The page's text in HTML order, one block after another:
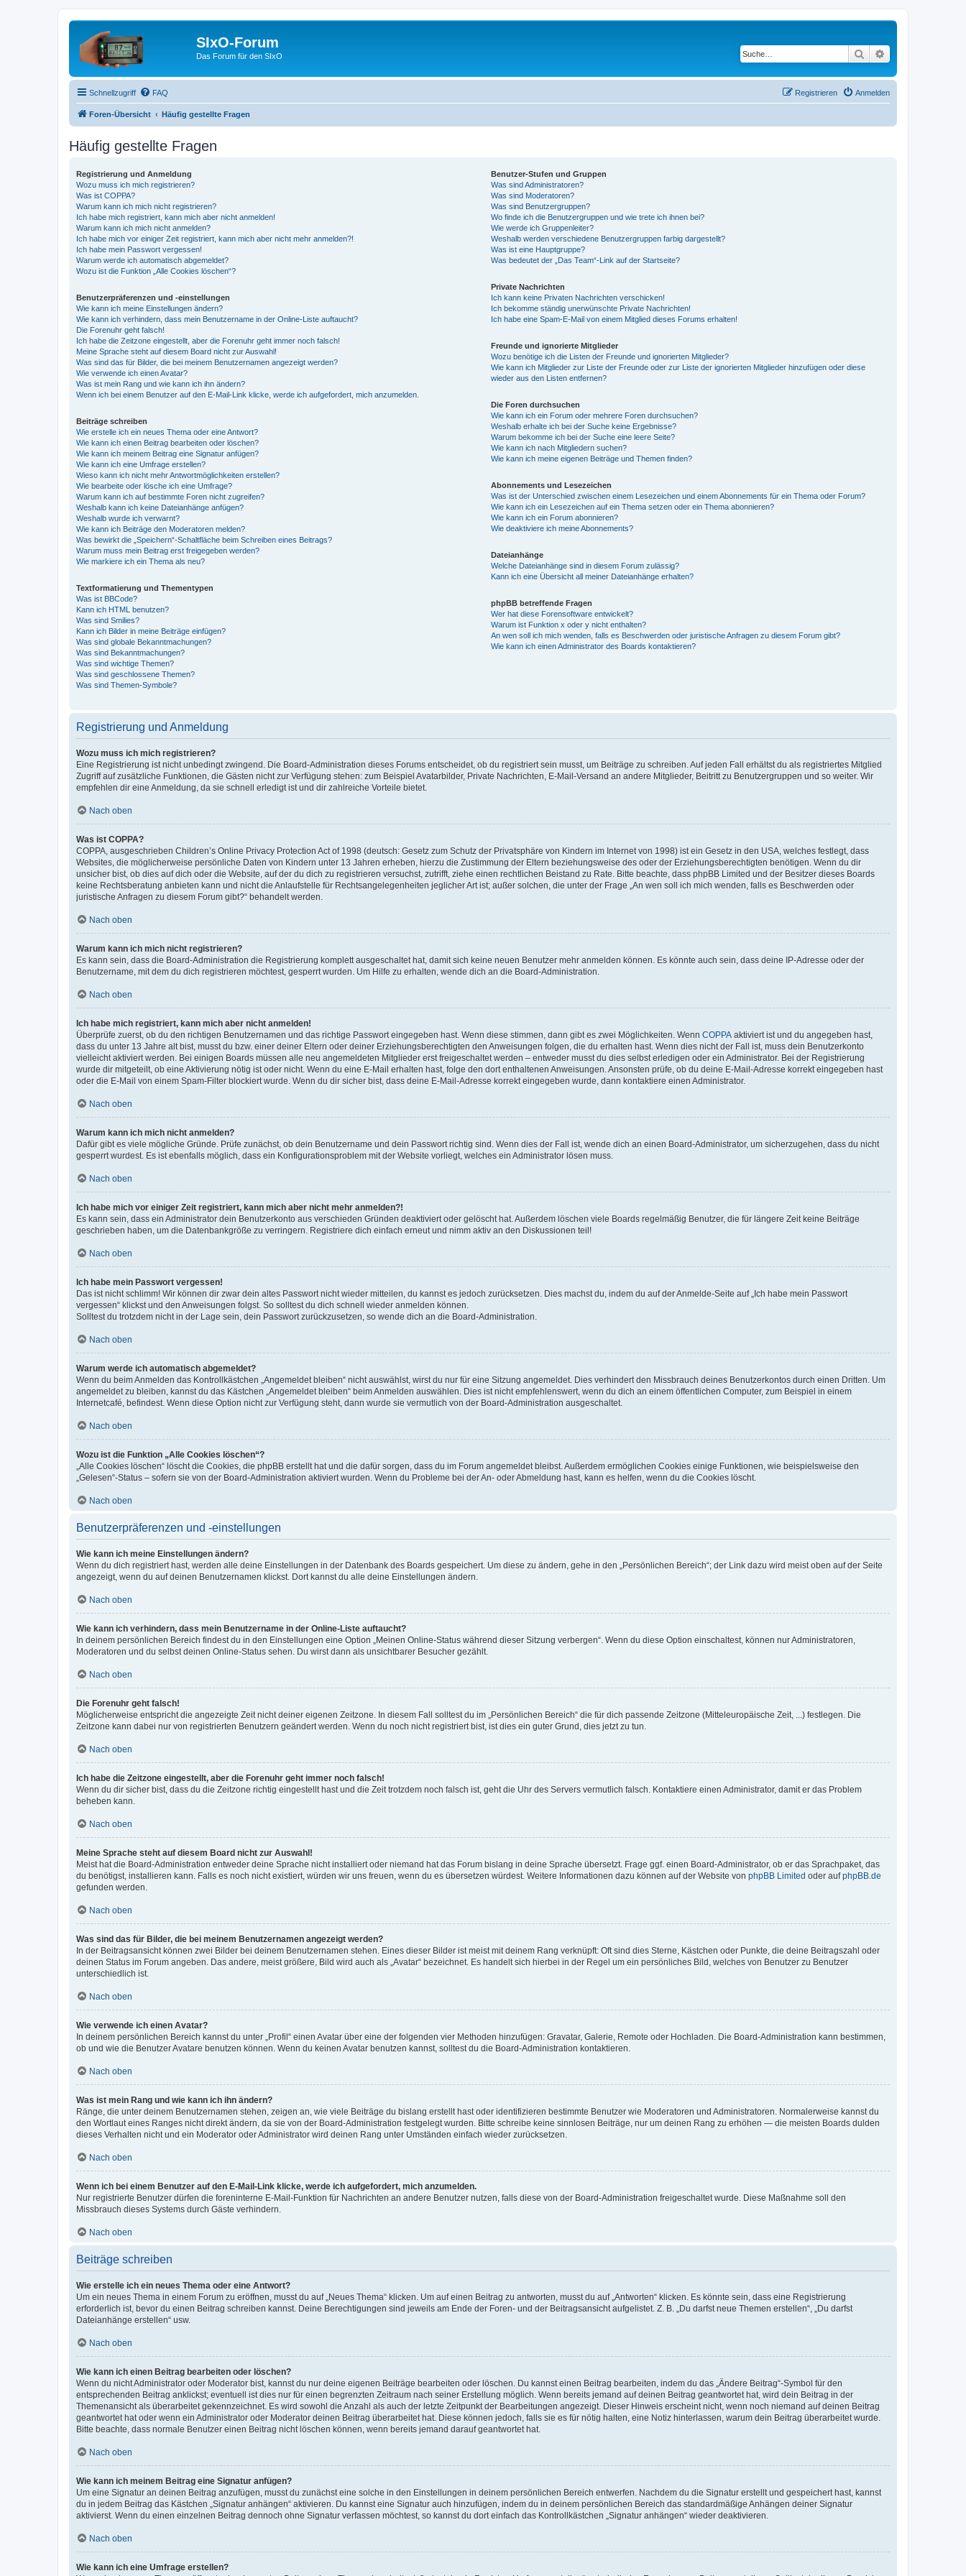
SIxO-Forum
Das Forum für den SIxO Suche
Schnellzugriff FAQ Anmelden
Registrieren
Foren-Übersicht Häufig gestellte Fragen
Häufig gestellte Fragen
Registrierung und Anmeldung
Wozu muss ich mich registrieren?
Was ist COPPA?
Warum kann ich mich nicht registrieren?
Ich habe mich registriert, kann mich aber nicht anmelden!
Warum kann ich mich nicht anmelden?
Ich habe mich vor einiger Zeit registriert, kann mich aber nicht mehr anmelden?!
Ich habe mein Passwort vergessen!
Warum werde ich automatisch abgemeldet?
Wozu ist die Funktion „Alle Cookies löschen“?
Benutzerpräferenzen und -einstellungen
Wie kann ich meine Einstellungen ändern?
Wie kann ich verhindern, dass mein Benutzername in der Online-Liste auftaucht?
Die Forenuhr geht falsch!
Ich habe die Zeitzone eingestellt, aber die Forenuhr geht immer noch falsch!
Meine Sprache steht auf diesem Board nicht zur Auswahl!
Was sind das für Bilder, die bei meinem Benutzernamen angezeigt werden?
Wie verwende ich einen Avatar?
Was ist mein Rang und wie kann ich ihn ändern?
Wenn ich bei einem Benutzer auf den E-Mail-Link klicke, werde ich aufgefordert, mich anzumelden.
Beiträge schreiben
Wie erstelle ich ein neues Thema oder eine Antwort?
Wie kann ich einen Beitrag bearbeiten oder löschen?
Wie kann ich meinem Beitrag eine Signatur anfügen?
Wie kann ich eine Umfrage erstellen?
Wieso kann ich nicht mehr Antwortmöglichkeiten erstellen?
Wie bearbeite oder lösche ich eine Umfrage?
Warum kann ich auf bestimmte Foren nicht zugreifen?
Weshalb kann ich keine Dateianhänge anfügen?
Weshalb wurde ich verwarnt?
Wie kann ich Beiträge den Moderatoren melden?
Was bewirkt die „Speichern“-Schaltfläche beim Schreiben eines Beitrags?
Warum muss mein Beitrag erst freigegeben werden?
Wie markiere ich ein Thema als neu?
Textformatierung und Thementypen
Was ist BBCode?
Kann ich HTML benutzen?
Was sind Smilies?
Kann ich Bilder in meine Beiträge einfügen?
Was sind globale Bekanntmachungen?
Was sind Bekanntmachungen?
Was sind wichtige Themen?
Was sind geschlossene Themen?
Was sind Themen-Symbole?
Benutzer-Stufen und Gruppen
Was sind Administratoren?
Was sind Moderatoren?
Was sind Benutzergruppen?
Wo finde ich die Benutzergruppen und wie trete ich ihnen bei?
Wie werde ich Gruppenleiter?
Weshalb werden verschiedene Benutzergruppen farbig dargestellt?
Was ist eine Hauptgruppe?
Was bedeutet der „Das Team“-Link auf der Startseite?
Private Nachrichten
Ich kann keine Privaten Nachrichten verschicken!
Ich bekomme ständig unerwünschte Private Nachrichten!
Ich habe eine Spam-E-Mail von einem Mitglied dieses Forums erhalten!
Freunde und ignorierte Mitglieder
Wozu benötige ich die Listen der Freunde und ignorierten Mitglieder?
Wie kann ich Mitglieder zur Liste der Freunde oder zur Liste der ignorierten Mitglieder hinzufügen oder diese
wieder aus den Listen entfernen?
Die Foren durchsuchen
Wie kann ich ein Forum oder mehrere Foren durchsuchen?
Weshalb erhalte ich bei der Suche keine Ergebnisse?
Warum bekomme ich bei der Suche eine leere Seite?
Wie kann ich nach Mitgliedern suchen?
Wie kann ich meine eigenen Beiträge und Themen finden?
Abonnements und Lesezeichen
Was ist der Unterschied zwischen einem Lesezeichen und einem Abonnements für ein Thema oder Forum?
Wie kann ich ein Lesezeichen auf ein Thema setzen oder ein Thema abonnieren?
Wie kann ich ein Forum abonnieren?
Wie deaktiviere ich meine Abonnements?
Dateianhänge
Welche Dateianhänge sind in diesem Forum zulässig?
Kann ich eine Übersicht all meiner Dateianhänge erhalten?
phpBB betreffende Fragen
Wer hat diese Forensoftware entwickelt?
Warum ist Funktion x oder y nicht enthalten?
An wen soll ich mich wenden, falls es Beschwerden oder juristische Anfragen zu diesem Forum gibt?
Wie kann ich einen Administrator des Boards kontaktieren?
Registrierung und Anmeldung
Wozu muss ich mich registrieren?
Eine Registrierung ist nicht unbedingt zwingend. Die Board-Administration dieses Forums entscheidet, ob du registriert sein musst, um Beiträge zu schreiben. Auf jeden Fall erhältst du als registriertes Mitglied
Zugriff auf zusätzliche Funktionen, die Gästen nicht zur Verfügung stehen: zum Beispiel Avatarbilder, Private Nachrichten, E-Mail-Versand an andere Mitglieder, Beitritt zu Benutzergruppen und so weiter. Wir
empfehlen dir eine Anmeldung, da sie schnell erledigt ist und dir zahlreiche Vorteile bietet.
Nach oben
Was ist COPPA?
COPPA, ausgeschrieben Children’s Online Privacy Protection Act of 1998 (deutsch: Gesetz zum Schutz der Privatsphäre von Kindern im Internet von 1998) ist ein Gesetz in den USA, welches festlegt, dass
Websites, die möglicherweise persönliche Daten von Kindern unter 13 Jahren erheben, hierzu die Zustimmung der Eltern beziehungsweise des oder der Erziehungsberechtigten benötigen. Wenn du dir
unsicher bist, ob dies auf dich oder die Website, auf der du dich zu registrieren versuchst, zutrifft, ziehe einen rechtlichen Beistand zu Rate. Bitte beachte, dass phpBB Limited und der Besitzer dieses Boards
keine Rechtsberatung anbieten kann und nicht die Anlaufstelle für Rechtsangelegenheiten jeglicher Art ist; außer solchen, die unter der Frage „An wen soll ich mich wenden, falls es Beschwerden oder
juristische Anfragen zu diesem Forum gibt?“ behandelt werden.
Nach oben
Warum kann ich mich nicht registrieren?
Es kann sein, dass die Board-Administration die Registrierung komplett ausgeschaltet hat, damit sich keine neuen Benutzer mehr anmelden können. Es könnte auch sein, dass deine IP-Adresse oder der
Benutzername, mit dem du dich registrieren möchtest, gesperrt wurden. Um Hilfe zu erhalten, wende dich an die Board-Administration.
Nach oben
Ich habe mich registriert, kann mich aber nicht anmelden!
Überprüfe zuerst, ob du den richtigen Benutzernamen und das richtige Passwort eingegeben hast. Wenn diese stimmen, dann gibt es zwei Möglichkeiten. Wenn COPPA aktiviert ist und du angegeben hast,
dass du unter 13 Jahre alt bist, musst du bzw. einer deiner Eltern oder deiner Erziehungsberechtigten den Anweisungen folgen, die du erhalten hast. Wenn dies nicht der Fall ist, muss dein Benutzerkonto
vielleicht aktiviert werden. Bei einigen Boards müssen alle neu angemeldeten Mitglieder erst freigeschaltet werden – entweder musst du dies selbst erledigen oder ein Administrator. Bei der Registrierung
wurde dir mitgeteilt, ob eine Aktivierung nötig ist oder nicht. Wenn du eine E-Mail erhalten hast, folge den dort enthaltenen Anweisungen. Ansonsten prüfe, ob du deine E-Mail-Adresse korrekt eingegeben hast
oder die E-Mail von einem Spam-Filter blockiert wurde. Wenn du dir sicher bist, dass deine E-Mail-Adresse korrekt eingegeben wurde, dann kontaktiere einen Administrator.
Nach oben
Warum kann ich mich nicht anmelden?
Dafür gibt es viele mögliche Gründe. Prüfe zunächst, ob dein Benutzername und dein Passwort richtig sind. Wenn dies der Fall ist, wende dich an einen Board-Administrator, um sicherzugehen, dass du nicht
gesperrt wurdest. Es ist ebenfalls möglich, dass ein Konfigurationsproblem mit der Website vorliegt, welches ein Administrator lösen muss.
Nach oben
Ich habe mich vor einiger Zeit registriert, kann mich aber nicht mehr anmelden?!
Es kann sein, dass ein Administrator dein Benutzerkonto aus verschieden Gründen deaktiviert oder gelöscht hat. Außerdem löschen viele Boards regelmäßig Benutzer, die für längere Zeit keine Beiträge
geschrieben haben, um die Datenbankgröße zu verringern. Registriere dich einfach erneut und nimm aktiv an den Diskussionen teil!
Nach oben
Ich habe mein Passwort vergessen!
Das ist nicht schlimm! Wir können dir zwar dein altes Passwort nicht wieder mitteilen, du kannst es jedoch zurücksetzen. Dies machst du, indem du auf der Anmelde-Seite auf „Ich habe mein Passwort
vergessen“ klickst und den Anweisungen folgst. So solltest du dich schnell wieder anmelden können.
Solltest du trotzdem nicht in der Lage sein, dein Passwort zurückzusetzen, so wende dich an die Board-Administration.
Nach oben
Warum werde ich automatisch abgemeldet?
Wenn du beim Anmelden das Kontrollkästchen „Angemeldet bleiben“ nicht auswählst, wirst du nur für eine Sitzung angemeldet. Dies verhindert den Missbrauch deines Benutzerkontos durch einen Dritten. Um
angemeldet zu bleiben, kannst du das Kästchen „Angemeldet bleiben“ beim Anmelden auswählen. Dies ist nicht empfehlenswert, wenn du dich an einem öffentlichen Computer, zum Beispiel in einem
Internetcafé, befindest. Wenn diese Option nicht zur Verfügung steht, dann wurde sie vermutlich von der Board-Administration ausgeschaltet.
Nach oben
Wozu ist die Funktion „Alle Cookies löschen“?
„Alle Cookies löschen“ löscht die Cookies, die phpBB erstellt hat und die dafür sorgen, dass du im Forum angemeldet bleibst. Außerdem ermöglichen Cookies einige Funktionen, wie beispielsweise den
„Gelesen“-Status – sofern sie von der Board-Administration aktiviert wurden. Wenn du Probleme bei der An- oder Abmeldung hast, kann es helfen, wenn du die Cookies löscht.
Nach oben
Benutzerpräferenzen und -einstellungen
Wie kann ich meine Einstellungen ändern?
Wenn du dich registriert hast, werden alle deine Einstellungen in der Datenbank des Boards gespeichert. Um diese zu ändern, gehe in den „Persönlichen Bereich“; der Link dazu wird meist oben auf der Seite
angezeigt, wenn du auf deinen Benutzernamen klickst. Dort kannst du alle deine Einstellungen ändern.
Nach oben
Wie kann ich verhindern, dass mein Benutzername in der Online-Liste auftaucht?
In deinem persönlichen Bereich findest du in den Einstellungen eine Option „Meinen Online-Status während dieser Sitzung verbergen“. Wenn du diese Option einschaltest, können nur Administratoren,
Moderatoren und du selbst deinen Online-Status sehen. Du wirst dann als unsichtbarer Besucher gezählt.
Nach oben
Die Forenuhr geht falsch!
Möglicherweise entspricht die angezeigte Zeit nicht deiner eigenen Zeitzone. In diesem Fall solltest du im „Persönlichen Bereich“ die für dich passende Zeitzone (Mitteleuropäische Zeit, ...) festlegen. Die
Zeitzone kann dabei nur von registrierten Benutzern geändert werden. Wenn du noch nicht registriert bist, ist dies ein guter Grund, dies jetzt zu tun.
Nach oben
Ich habe die Zeitzone eingestellt, aber die Forenuhr geht immer noch falsch!
Wenn du dir sicher bist, dass du die Zeitzone richtig eingestellt hast und die Zeit trotzdem noch falsch ist, geht die Uhr des Servers vermutlich falsch. Kontaktiere einen Administrator, damit er das Problem
beheben kann.
Nach oben
Meine Sprache steht auf diesem Board nicht zur Auswahl!
Meist hat die Board-Administration entweder deine Sprache nicht installiert oder niemand hat das Forum bislang in deine Sprache übersetzt. Frage ggf. einen Board-Administrator, ob er das Sprachpaket, das
du benötigst, installieren kann. Falls es noch nicht existiert, würden wir uns freuen, wenn du es übersetzen würdest. Weitere Informationen dazu können auf der Website von phpBB Limited oder aufphpBB.de
gefunden werden.
Nach oben
Was sind das für Bilder, die bei meinem Benutzernamen angezeigt werden?
In der Beitragsansicht können zwei Bilder bei deinem Benutzernamen stehen. Eines dieser Bilder ist meist mit deinem Rang verknüpft: Oft sind dies Sterne, Kästchen oder Punkte, die deine Beitragszahl oder
deinen Status im Forum angeben. Das andere, meist größere, Bild wird auch als „Avatar“ bezeichnet. Es handelt sich hierbei in der Regel um ein persönliches Bild, welches von Benutzer zu Benutzer
unterschiedlich ist.
Nach oben
Wie verwende ich einen Avatar?
In deinem persönlichen Bereich kannst du unter „Profil“ einen Avatar über eine der folgenden vier Methoden hinzufügen: Gravatar, Galerie, Remote oder Hochladen. Die Board-Administration kann bestimmen,
ob und wie die Benutzer Avatare benutzen können. Wenn du keinen Avatar benutzen kannst, solltest du die Board-Administration kontaktieren.
Nach oben
Was ist mein Rang und wie kann ich ihn ändern?
Ränge, die unter deinem Benutzernamen stehen, zeigen an, wie viele Beiträge du bislang erstellt hast oder identifizieren bestimmte Benutzer wie Moderatoren und Administratoren. Normalerweise kannst du
den Wortlaut eines Ranges nicht direkt ändern, da sie von der Board-Administration festgelegt wurden. Bitte schreibe keine sinnlosen Beiträge, nur um deinen Rang zu erhöhen — die meisten Boards dulden
dieses Verhalten nicht und ein Moderator oder Administrator wird deinen Rang unter Umständen einfach wieder zurücksetzen.
Nach oben
Wenn ich bei einem Benutzer auf den E-Mail-Link klicke, werde ich aufgefordert, mich anzumelden.
Nur registrierte Benutzer dürfen die foreninterne E-Mail-Funktion für Nachrichten an andere Benutzer nutzen, falls diese von der Board-Administration freigeschaltet wurde. Diese Maßnahme soll den
Missbrauch dieses Systems durch Gäste verhindern.
Nach oben
Beiträge schreiben
Wie erstelle ich ein neues Thema oder eine Antwort?
Um ein neues Thema in einem Forum zu eröffnen, musst du auf „Neues Thema“ klicken. Um auf einen Beitrag zu antworten, musst du auf „Antworten“ klicken. Es könnte sein, dass eine Registrierung
erforderlich ist, bevor du einen Beitrag schreiben kannst. Deine Berechtigungen sind jeweils am Ende der Foren- und der Beitragsansicht aufgelistet. Z. B. „Du darfst neue Themen erstellen“, „Du darfst
Dateianhänge erstellen“ usw.
Nach oben
Wie kann ich einen Beitrag bearbeiten oder löschen?
Wenn du nicht Administrator oder Moderator bist, kannst du nur deine eigenen Beiträge bearbeiten oder löschen. Du kannst einen Beitrag bearbeiten, indem du das „Ändere Beitrag“-Symbol für den
entsprechenden Beitrag anklickst; eventuell ist dies nur für einen begrenzten Zeitraum nach seiner Erstellung möglich. Wenn bereits jemand auf deinen Beitrag geantwortet hat, wird dein Beitrag in der
Themenansicht als überarbeitet gekennzeichnet. Es wird sowohl die Anzahl als auch der letzte Zeitpunkt der Bearbeitungen angezeigt. Dieser Hinweis erscheint nicht, wenn noch niemand auf deinen Beitrag
geantwortet hat oder wenn ein Administrator oder Moderator deinen Beitrag überarbeitet hat. Diese können jedoch, falls sie es für nötig halten, eine Notiz hinterlassen, warum dein Beitrag überarbeitet wurde.
Bitte beachte, dass normale Benutzer einen Beitrag nicht löschen können, wenn bereits jemand darauf geantwortet hat.
Nach oben
Wie kann ich meinem Beitrag eine Signatur anfügen?
Um eine Signatur an deinen Beitrag anzufügen, musst du zunächst eine solche in den Einstellungen in deinem persönlichen Bereich entwerfen. Nachdem du die Signatur erstellt und gespeichert hast, kannst
du in jedem Beitrag das Kästchen „Signatur anhängen“ aktivieren. Du kannst eine Signatur auch hinzufügen, indem du in deinem persönlichen Bereich das standardmäßige Anhängen deiner Signatur
aktivierst. Wenn du einen einzelnen Beitrag dennoch ohne Signatur verfassen möchtest, so kannst du dort einfach das Kontrollkästchen „Signatur anhängen“ wieder deaktivieren.
Nach oben
Wie kann ich eine Umfrage erstellen?